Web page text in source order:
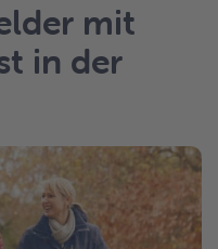
mit
in der